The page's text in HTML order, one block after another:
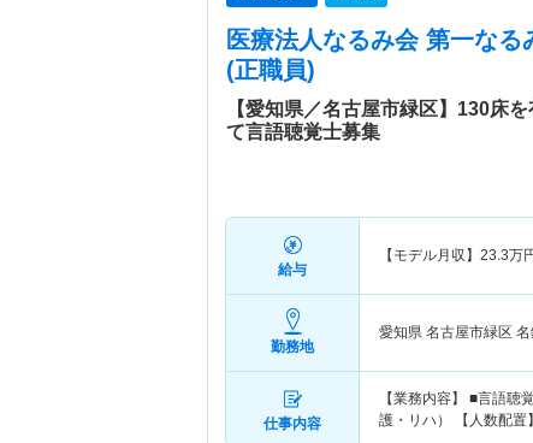
医療法人なるみ会 第一なる
(正職員)
【愛知県／名古屋市緑区】130床
て言語聴覚士募集
給与
【モデル月収】 23.3万
勤務地
愛知県 名古屋市緑区 名
仕事内容
【業務内容】 ■言語
護・リハ） 【人数配